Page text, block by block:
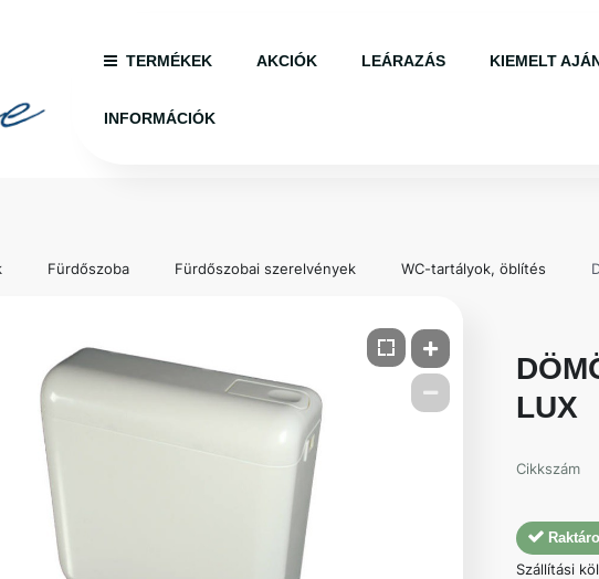
TERMÉKEK AKCIÓK LEÁRAZÁS KIEMELT
INFORMÁCIÓK
Fürdőszoba Fürdőszobai szerelvények WC-tartályok, öblítés
LUX
Cikkszám
Szállítási